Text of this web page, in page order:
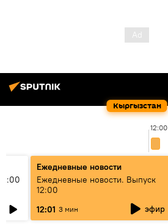
Кыргызстан
12:00
Ежедневные новости
Ежедневные новости. Выпуск
12:00
12:01 3 мин эфир